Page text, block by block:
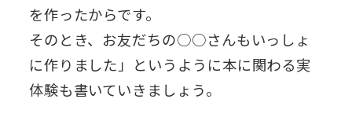
を作ったからです。
そのとき、お友だちの○○さんもいっしょ
に作りました」というように本に関わる実
体験も書いていきましょう。